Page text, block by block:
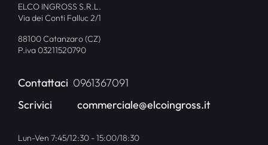
ELCO INGROSS S.R.L.
Via dei Conti Falluc 2/1
88100 Catanzaro (CZ)
P.iva 03211520790
Contattaci 0961367091
Scrivici
commerciale@elcoingross.it
Lun-Ven 7:45/12:30 - 15:00/18:30